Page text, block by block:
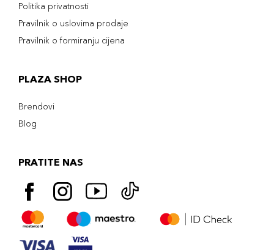
Politika privatnosti
Pravilnik o uslovima prodaje
Pravilnik o formiranju cijena
PLAZA SHOP
Brendovi
Blog
PRATITE NAS